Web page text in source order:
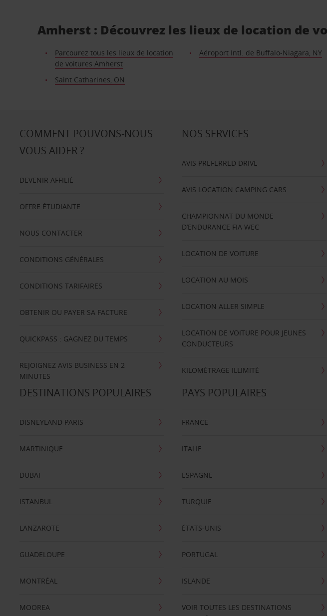
Amherst : Découvrez les lieux de location de
Parcourez tous les lieux de location
de voitures Amherst
Aéroport Intl. de Buffalo-Niagara, NY
Saint Catharines, ON
COMMENT POUVONS-NOUS
VOUS AIDER ?
DEVENIR AFFILIÉ
OFFRE ÉTUDIANTE
NOUS CONTACTER
CONDITIONS GÉNÉRALES
CONDITIONS TARIFAIRES
OBTENIR OU PAYER SA FACTURE
QUICKPASS : GAGNEZ DU TEMPS
REJOIGNEZ AVIS BUSINESS EN 2
MINUTES
NOS SERVICES
AVIS PREFERRED DRIVE
AVIS LOCATION CAMPING CARS
CHAMPIONNAT DU MONDE
D’ENDURANCE FIA WEC
LOCATION DE VOITURE
LOCATION AU MOIS
LOCATION ALLER SIMPLE
LOCATION DE VOITURE POUR JEUNES
CONDUCTEURS
KILOMÉTRAGE ILLIMITÉ
DESTINATIONS POPULAIRES
DISNEYLAND PARIS
MARTINIQUE
DUBAÏ
ISTANBUL
LANZAROTE
GUADELOUPE
MONTRÉAL
MOOREA
PAYS POPULAIRES
FRANCE
ITALIE
ESPAGNE
TURQUIE
ÉTATS-UNIS
PORTUGAL
ISLANDE
VOIR TOUTES LES DESTINATIONS